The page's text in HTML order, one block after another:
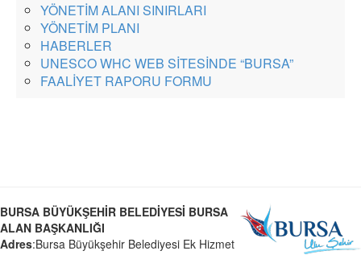
YÖNETİM ALANI SINIRLARI
YÖNETİM PLANI
HABERLER
UNESCO WHC WEB SİTESİNDE “BURSA”
FAALİYET RAPORU FORMU
BURSA BÜYÜKŞEHİR BELEDİYESİ BURSA
ALAN BAŞKANLIĞI
Adres:Bursa Büyükşehir Belediyesi Ek Hizmet